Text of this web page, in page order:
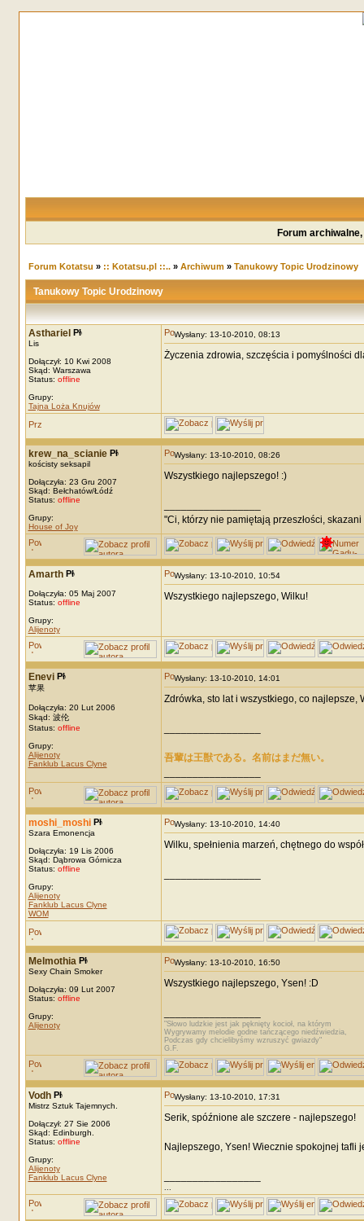
Forum
Forum Kotatsu » :: Kotatsu.pl ::..» Archiwum» Tanukowy Topic Urodzinowy
Tanukowy Topic Urodzinowy
Asthariel
Lis
Dołączył: 10 Kwi 2008
Skąd: Warszawa
Status: offline
Grupy:
Tajna Loża Knujów
Wysłany: 13-10-2010, 08:13
Życzenia zdrowia, szczęścia i pomyślności
krew_na_scianie
kościsty seksapil
Dołączyła: 23 Gru 2007
Skąd: Bełchatów/Łódź
Status: offline
Grupy:
House of Joy
Wysłany: 13-10-2010, 08:26
Wszystkiego najlepszego! :)
"Ci, którzy nie pamiętają przeszłości,
Amarth
Dołączyła: 05 Maj 2007
Status: offline
Grupy:
Alijenoty
Wysłany: 13-10-2010, 10:54
Wszystkiego najlepszego, Wilku!
Enevi
苹果
Dołączyła: 20 Lut 2006
Skąd: 波伦
Status: offline
Grupy:
Alijenoty
Fanklub Lacus Clyne
Wysłany: 13-10-2010, 14:01
Zdrówka, sto lat i wszystkiego, co najlepsze,
吾輩は王獣である。名前はまだ無い。
moshi_moshi
Szara Emonencja
Dołączyła: 19 Lis 2006
Skąd: Dąbrowa Górnicza
Status: offline
Grupy:
Alijenoty
Fanklub Lacus Clyne
WOM
Wysłany: 13-10-2010, 14:40
Wilku, spełnienia marzeń, chętnego do
Melmothia
Sexy Chain Smoker
Dołączyła: 09 Lut 2007
Status: offline
Grupy:
Alijenoty
Wysłany: 13-10-2010, 16:50
Wszystkiego najlepszego, Ysen! :D
"Słowo ludzkie jest jak pęknięty kocioł, na którym
Wygrywamy melodie godne tańczącego niedźwiedzia,
Podczas gdy chcielibyśmy wzruszyć gwiazdy"
G.F.
Vodh
Mistrz Sztuk Tajemnych.
Dołączył: 27 Sie 2006
Skąd: Edinburgh.
Status: offline
Grupy:
Alijenoty
Fanklub Lacus Clyne
Wysłany: 13-10-2010, 17:31
Serik, spóźnione ale szczere - najlepszego!
Najlepszego, Ysen! Wiecznie spokojnej tafli
...